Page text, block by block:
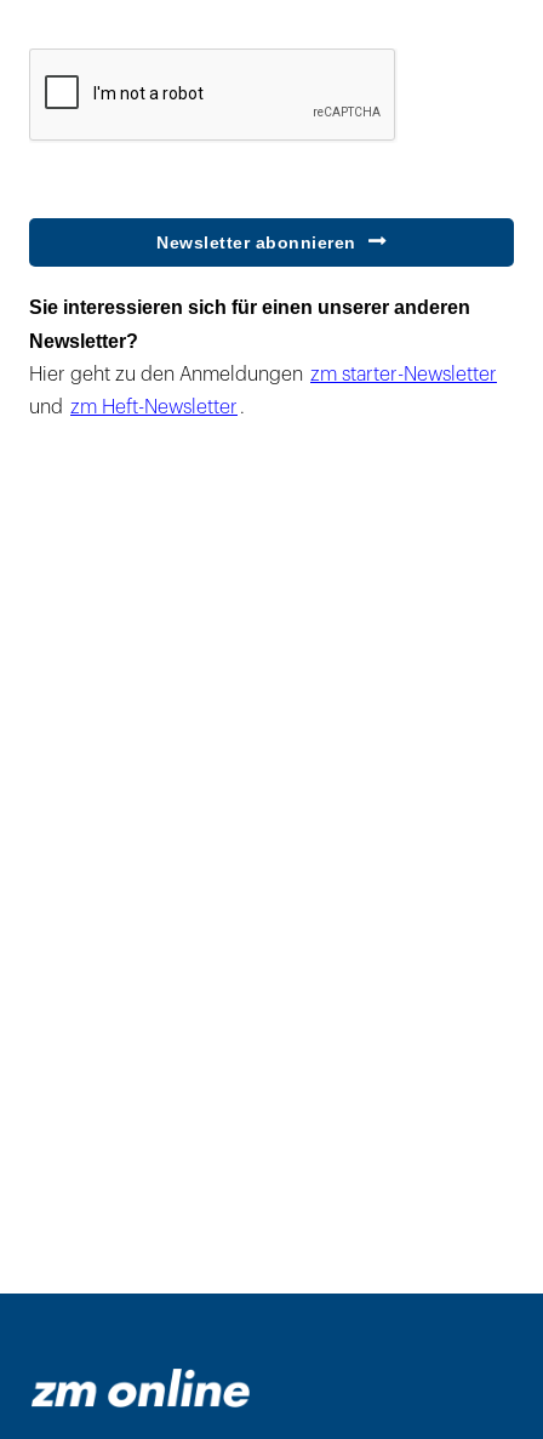
Newsletter abonnieren
Sie interessieren sich für einen unserer anderen
Newsletter?
Hier geht zu den Anmeldungen zm starter-Newsletter
und zm Heft-Newsletter .